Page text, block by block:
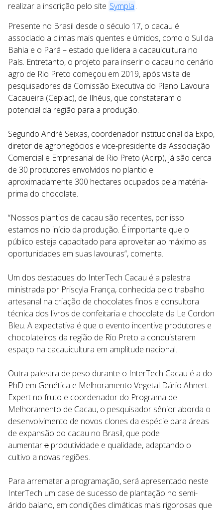
realizar a inscrição pelo site Sympla.
Presente no Brasil desde o século 17, o cacau é
associado a climas mais quentes e úmidos, como o Sul da
Bahia e o Pará – estado que lidera a cacauicultura no
País. Entretanto, o projeto para inserir o cacau no cenário
agro de Rio Preto começou em 2019, após visita de
pesquisadores da Comissão Executiva do Plano Lavoura
Cacaueira (Ceplac), de Ilhéus, que constataram o
potencial da região para a produção.
Segundo André Seixas, coordenador institucional da Expo,
diretor de agronegócios e vice-presidente da Associação
Comercial e Empresarial de Rio Preto (Acirp), já são cerca
de 30 produtores envolvidos no plantio e
aproximadamente 300 hectares ocupados pela matéria-
prima do chocolate.
“Nossos plantios de cacau são recentes, por isso
estamos no início da produção. É importante que o
público esteja capacitado para aproveitar ao máximo as
oportunidades em suas lavouras”, comenta.
Um dos destaques do InterTech Cacau é a palestra
ministrada por Priscyla França, conhecida pelo trabalho
artesanal na criação de chocolates finos e consultora
técnica dos livros de confeitaria e chocolate da Le Cordon
Bleu. A expectativa é que o evento incentive produtores e
chocolateiros da região de Rio Preto a conquistarem
espaço na cacauicultura em amplitude nacional.
Outra palestra de peso durante o InterTech Cacau é a do
PhD em Genética e Melhoramento Vegetal Dário Ahnert.
Expert no fruto e coordenador do Programa de
Melhoramento de Cacau, o pesquisador sênior aborda o
desenvolvimento de novos clones da espécie para áreas
de expansão do cacau no Brasil, que pode
aumentara produtividade e qualidade, adaptando o
cultivo a novas regiões.
Para arrematar a programação, será apresentado neste
InterTech um case de sucesso de plantação no semi-
árido baiano, em condições climáticas mais rigorosas que